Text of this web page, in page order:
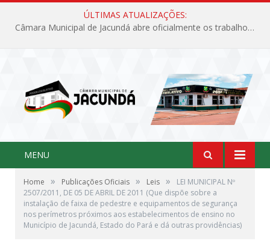
ÚLTIMAS ATUALIZAÇÕES:
Câmara Municipal de Jacundá abre oficialmente os trabalhos legislativos de 2026
MENU
Home » Publicações Oficiais » Leis »
LEI MUNICIPAL Nº
2507/2011, DE 05 DE ABRIL DE 2011 (Que dispõe sobre a
instalação de faixa de pedestre e equipamentos de segurança
nos perímetros próximos aos estabelecimentos de ensino no
Município de Jacundá, Estado do Pará e dá outras providências)